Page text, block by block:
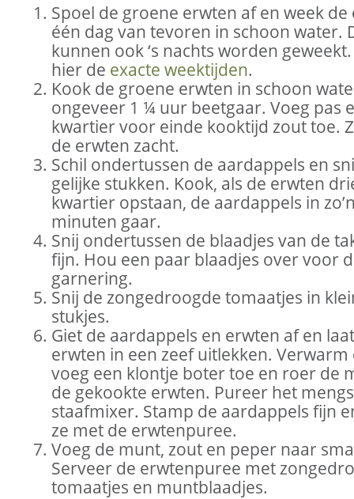
Spoel de groene erwten af en week
één dag van tevoren in schoon water.
kunnen ook ‘s nachts worden
hier de exacte weektijden.
Kook de groene erwten in schoon
ongeveer 1 ¼ uur beetgaar. Voeg pas
kwartier voor einde kooktijd zout toe.
de erwten zacht.
Schil ondertussen de aardappels en
gelijke stukken. Kook, als de erwten
kwartier opstaan, de aardappels in
minuten gaar.
Snij ondertussen de blaadjes van de
fijn. Hou een paar blaadjes over voor
garnering.
Snij de zongedroogde tomaatjes in
stukjes.
Giet de aardappels en erwten af en
erwten in een zeef uitlekken. Verwarm
voeg een klontje boter toe en roer de
de gekookte erwten. Pureer het
staafmixer. Stamp de aardappels fijn
ze met de erwtenpuree.
Voeg de munt, zout en peper naar
Serveer de erwtenpuree met
tomaatjes en muntblaadjes.